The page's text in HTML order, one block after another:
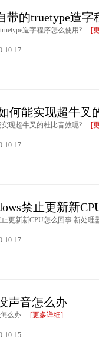
带的truetype造字
造字程序怎么使用? ... [
10-17
何能实现超牛叉
现超牛叉的杜比音效呢? ... [
10-17
禁止更新新
止更新新CPU怎么回事 新处理
10-17
声音怎么办
么办 ... [更多详细]
10-15